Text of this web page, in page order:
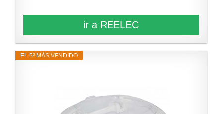
ir a REELEC
EL 5º MÁS VENDIDO